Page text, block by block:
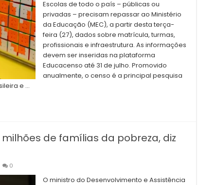
Escolas de todo o país – públicas ou
privadas – precisam repassar ao Ministério
da Educação (MEC), a partir desta terça-
feira (27), dados sobre matrícula, turmas,
profissionais e infraestrutura. As informações
devem ser inseridas na plataforma
Educacenso até 31 de julho. Promovido
anualmente, o censo é a principal pesquisa
e …
milhões de famílias da pobreza, diz
0
O ministro do Desenvolvimento e Assistência